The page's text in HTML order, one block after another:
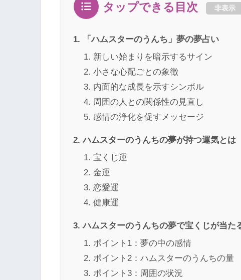
タップできる目次 非表示
「ハムスターのうんち」夢の夢占い
新しい始まりを暗示するサイン
小さな心配ごとの象徴
内面的な成長を示すシンボル
周囲の人との関係性の見直し
感情の浄化を促すメッセージ
ハムスターのうんちの夢が持つ運気とは
宝くじ運
金運
恋愛運
健康運
ハムスターのうんちの夢で宝くじが当た
ポイント1：夢の中の感情
ポイント2：ハムスターのうんちの量
ポイント3：周囲の状況